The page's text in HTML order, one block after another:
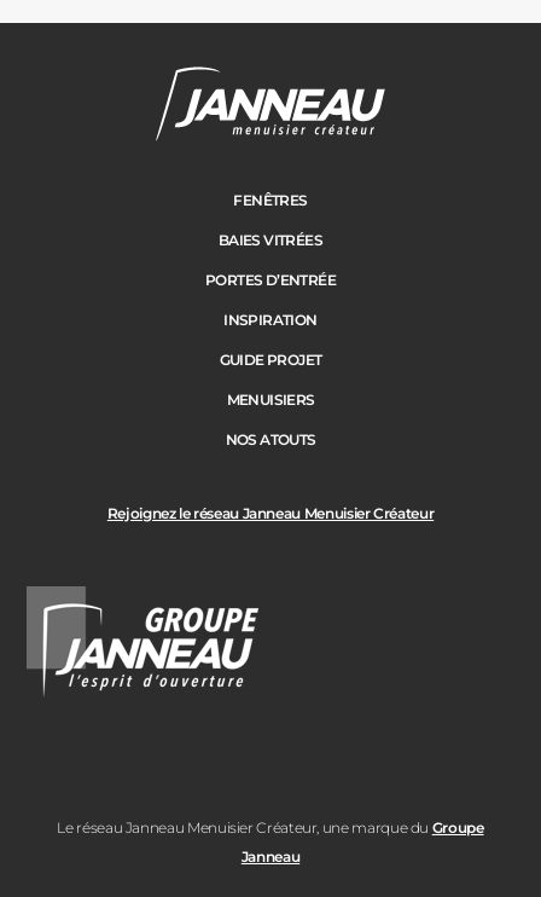
Rejoignez le réseau Janneau Menuisier Créateur
Le réseau Janneau Menuisier Créateur, une marque du Groupe
Janneau
FENÊTRES
BAIES VITRÉES
PORTES D’ENTRÉE
INSPIRATION
GUIDE PROJET
MENUISIERS
NOS ATOUTS